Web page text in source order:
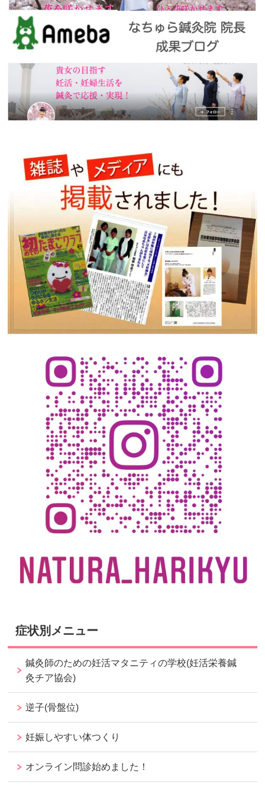
症状別メニュー
鍼灸師のための妊活マタニティの学校(妊活栄養鍼
灸チア協会)
逆子(骨盤位)
妊娠しやすい体つくり
オンライン問診始めました！